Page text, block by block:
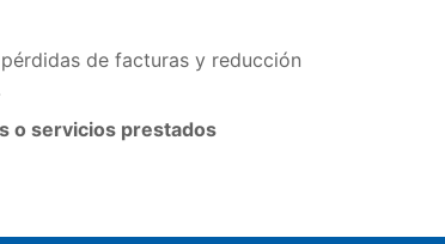
de facturas y reducción
o servicios prestados